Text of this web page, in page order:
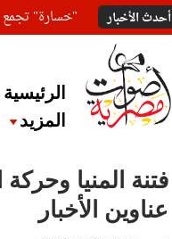
أحدث الأخبار "خسارة" تجمع
الرئيسية
المزيد
فتنة المنيا
عناوين الأخبار